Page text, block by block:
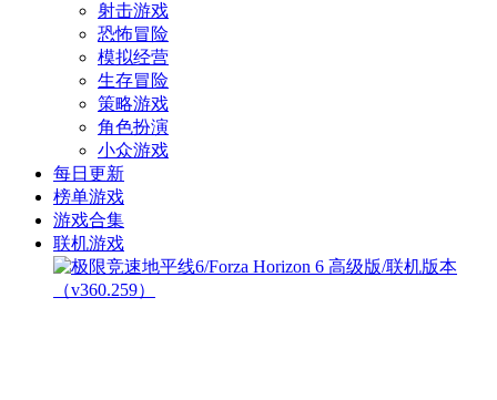
射击游戏
恐怖冒险
模拟经营
生存冒险
策略游戏
角色扮演
小众游戏
每日更新
榜单游戏
游戏合集
联机游戏